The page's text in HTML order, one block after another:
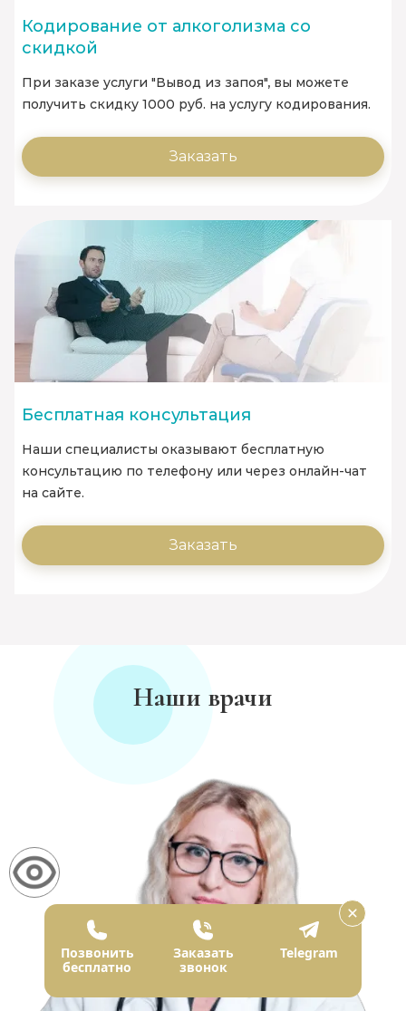
Кодирование от алкоголизма со
скидкой
При заказе услуги "Вывод из запоя", вы можете
получить скидку 1000 руб. на услугу кодирования.
Заказать
Бесплатная консультация
Наши специалисты оказывают бесплатную
консультацию по телефону или через онлайн-чат
на сайте.
Заказать
Наши врачи
Позвонить
бесплатно
Заказать
звонок
Telegram